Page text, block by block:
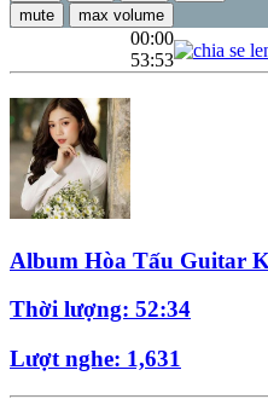
mute
max volume
00:00
53:53
Album Hòa Tấu Guitar
Thời lượng: 52:34
Lượt nghe: 1,631